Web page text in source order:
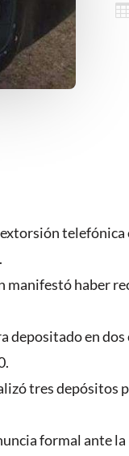
telefónica
manifestó haber
en
tres depósitos
formal ante